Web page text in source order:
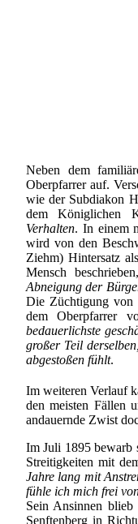
Neben dem
Oberpfarrer auf.
wie der Subdiakon
dem Königlichen
Verhalten. In einem
wird von den
Ziehm) Hintersatz
Mensch
Abneigung der
Die Züchtigung von
dem Oberpfarrer
bedauerlichste
großer Teil
abgestoßen fühlt.
Im weiteren Verlauf
den meisten Fällen
andauernde Zwist
Im Juli 1895 bewarb
Streitigkeiten mit
Jahre lang mit
fühle ich mich frei
Sein Ansinnen blieb
Senftenberg in